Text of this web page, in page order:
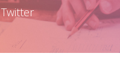
Twitter